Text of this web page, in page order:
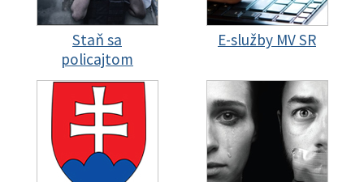
Staň sa
policajtom
E-služby MV SR